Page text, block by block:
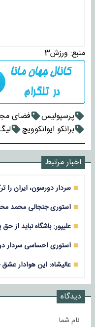
منبع: ورزش3
پرسپولیس فضای
برانکو ایوانکوویچ
اخبار مرتبط
سردار دورسون، ایران
استوری جنجالی محمد
علیپور: باشگاه نباید از
استوری احساسی
عالیشاه: این هوادار
دیدگاه
نام شما